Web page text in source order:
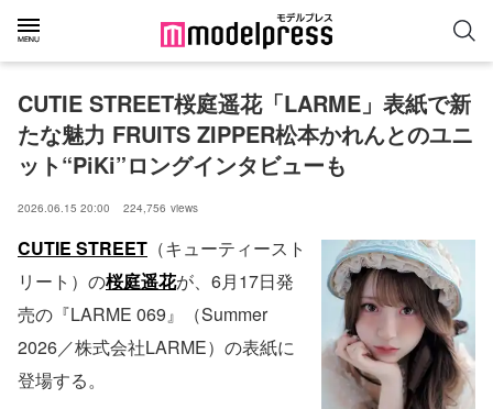
CUTIE STREET桜庭遥花「LARME」表紙で新
たな魅力 FRUITS ZIPPER松本かれんとのユニ
ット“PiKi”ロングインタビューも
2026.06.15 20:00 224,756 views
CUTIE STREET （キューティースト
リート）の桜庭遥花が、6月17日発
売の『LARME 069』（Summer
2026／株式会社LARME）の表紙に
登場する。